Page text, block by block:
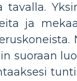
ja
suoraan